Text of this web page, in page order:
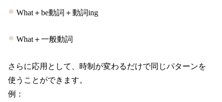
What＋be動詞＋動詞ing
What＋一般動詞
さらに応用として、時制が変わるだけで同じパターンを
使うことができます。
例：